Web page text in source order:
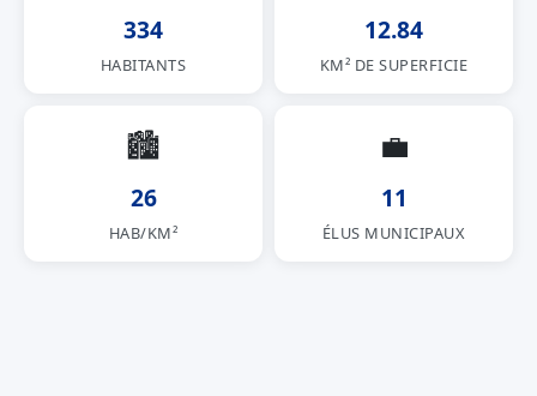
334
HABITANTS
12.84
KM² DE SUPERFICIE
🏙
26
HAB/KM²
💼
11
ÉLUS MUNICIPAUX